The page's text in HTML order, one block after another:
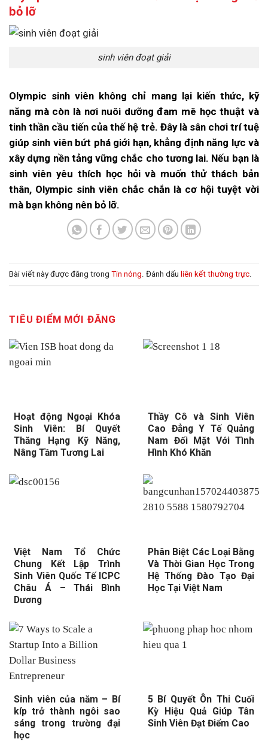
bỏ lỡ
sinh viên đoạt giải
Olympic sinh viên không chỉ mang lại kiến thức, kỹ
năng mà còn là nơi nuôi dưỡng đam mê học thuật và
tinh thần cầu tiến của thế hệ trẻ. Đây là sân chơi trí tuệ
giúp sinh viên bứt phá giới hạn, khẳng định năng lực và
xây dựng nền tảng vững chắc cho tương lai. Nếu bạn là
sinh viên yêu thích học hỏi và muốn thử thách bản
thân, Olympic sinh viên chắc chắn là cơ hội tuyệt vời
mà bạn không nên bỏ lỡ.
Bài viết này được đăng trong Tin nóng . Đánh dấu liên kết thường trực
TIÊU ĐIỂM MỚI ĐĂNG
Hoạt động Ngoại Khóa
Sinh Viên: Bí Quyết
Thăng Hạng Kỹ Năng,
Nâng Tầm Tương Lai
Thầy Cô và Sinh Viên
Cao Đẳng Y Tế Quảng
Nam Đối Mặt Với Tình
Hình Khó Khăn
Việt Nam Tổ Chức
Chung Kết Lập Trình
Sinh Viên Quốc Tế ICPC
Châu Á – Thái Bình
Dương
Phân Biệt Các Loại Bằng
Và Thời Gian Học Trong
Hệ Thống Đào Tạo Đại
Học Tại Việt Nam
Sinh viên của năm – Bí
kíp trở thành ngôi sao
sáng trong trường đại
học
5 Bí Quyết Ôn Thi Cuối
Kỳ Hiệu Quả Giúp Tân
Sinh Viên Đạt Điểm Cao